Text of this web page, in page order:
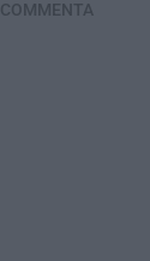
COMMENTA